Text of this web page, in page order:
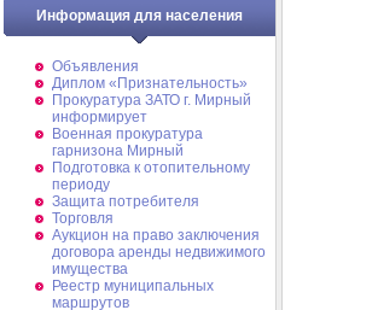
Информация для населения
Объявления
Диплом «Признательность»
Прокуратура ЗАТО г. Мирный
информирует
Военная прокуратура
гарнизона Мирный
Подготовка к отопительному
периоду
Защита потребителя
Торговля
Аукцион на право заключения
договора аренды недвижимого
имущества
Реестр муниципальных
маршрутов